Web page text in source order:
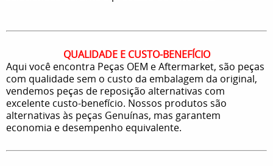
QUALIDADE E CUSTO-BENEFÍCIO
Aqui você encontra Peças OEM e Aftermarket, são peças
com qualidade sem o custo da embalagem da original,
vendemos peças de reposição alternativas com
excelente custo-benefício. Nossos produtos são
alternativas às peças Genuínas, mas garantem
economia e desempenho equivalente.